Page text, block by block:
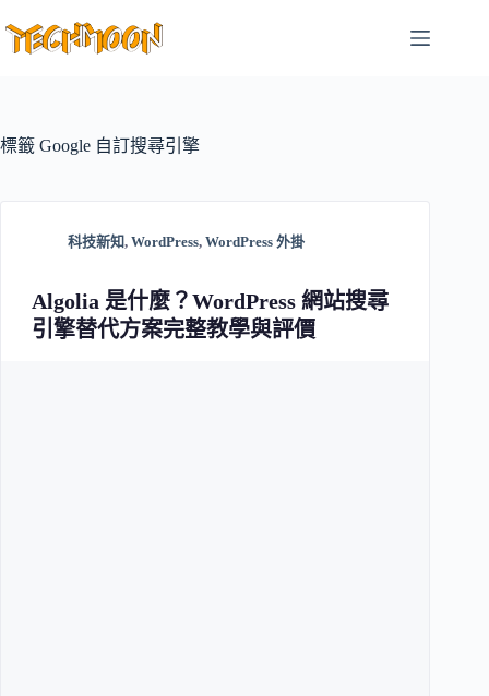
至
容
標籤 Google 自訂搜尋引擎
科技新知, WordPress, WordPress 外掛
Algolia 是什麼？WordPress 網站搜尋
引擎替代方案完整教學與評價